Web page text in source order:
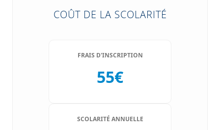
COÛT DE LA SCOLARITÉ
FRAIS D'INSCRIPTION
55€
SCOLARITÉ ANNUELLE